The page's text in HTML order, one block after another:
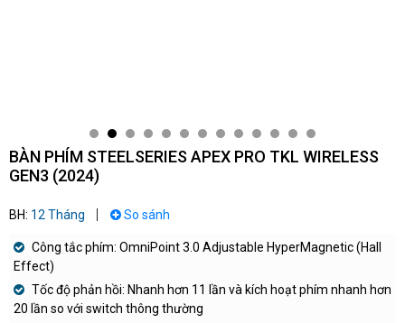
BÀN PHÍM STEELSERIES APEX PRO TKL WIRELESS
GEN3 (2024)
BH: 12 Tháng So sánh
Công tắc phím: OmniPoint 3.0 Adjustable HyperMagnetic (Hall
Effect)
Tốc độ phản hồi: Nhanh hơn 11 lần và kích hoạt phím nhanh hơn
20 lần so với switch thông thường